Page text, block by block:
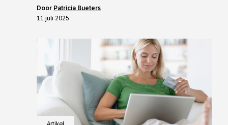
door Patricia Bueters
11 juli 2025